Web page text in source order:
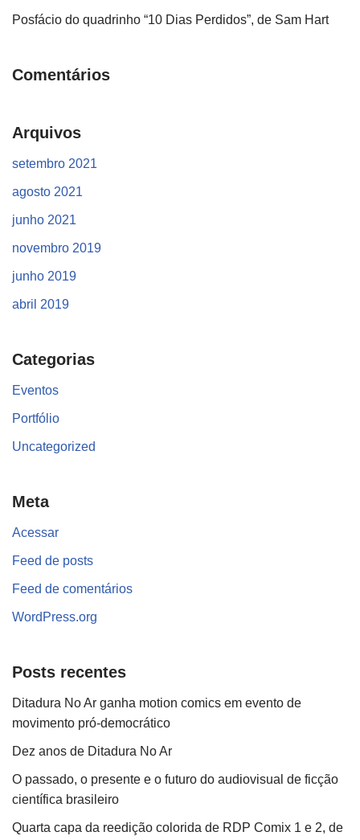
Posfácio do quadrinho “10 Dias Perdidos”, de Sam Hart
Comentários
Arquivos
setembro 2021
agosto 2021
junho 2021
novembro 2019
junho 2019
abril 2019
Categorias
Eventos
Portfólio
Uncategorized
Meta
Acessar
Feed de posts
Feed de comentários
WordPress.org
Posts recentes
Ditadura No Ar ganha motion comics em evento de
movimento pró-democrático
Dez anos de Ditadura No Ar
O passado, o presente e o futuro do audiovisual de ficção
científica brasileiro
Quarta capa da reedição colorida de RDP Comix 1 e 2, de